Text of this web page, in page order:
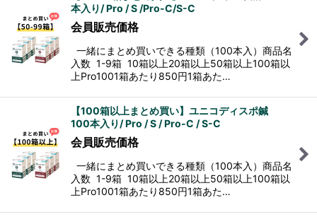
本入り/ Pro / S /Pro-C/S-C
会員販売価格
一緒にまとめ買いできる種類（100本入）商品名
入数 1-9箱 10箱以上20箱以上50箱以上100箱以
上Pro1001箱あたり850円1箱あた…
【100箱以上まとめ買い】ユニコディスポ鍼
100本入り/ Pro / S / Pro-C / S-C
会員販売価格
一緒にまとめ買いできる種類（100本入）商品名
入数 1-9箱 10箱以上20箱以上50箱以上100箱以
上Pro1001箱あたり850円1箱あた…